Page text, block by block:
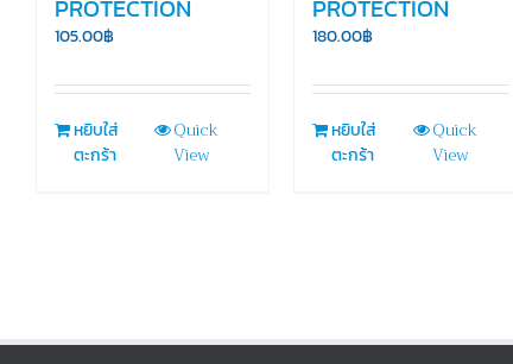
PROTECTION
105.00฿
หยิบใส่
ตะกร้า
Quick
View
PROTECTION
180.00฿
หยิบใส่
ตะกร้า
Quick
View